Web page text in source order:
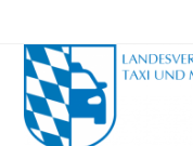
Inhalt
springen